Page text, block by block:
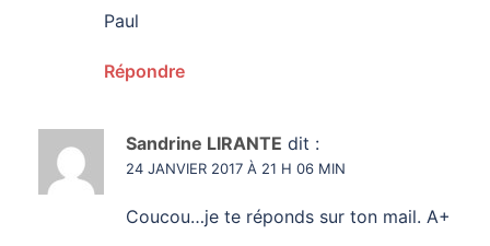
Paul
Répondre
Sandrine LIRANTE dit :
24 JANVIER 2017 À 21 H 06 MIN
Coucou…je te réponds sur ton mail. A+